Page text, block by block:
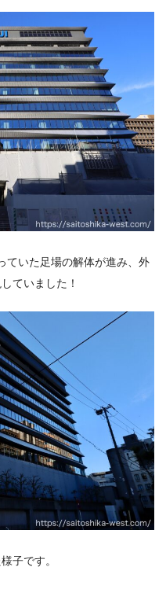
ていた足場の解体が進み、外
ていました！
子です。